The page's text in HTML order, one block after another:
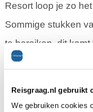
Reisgraag.nl gebruikt
We gebruiken cookies
Resort loop je zo
Sommige stukken
te bereiken, dit
dicht tegen elkaar